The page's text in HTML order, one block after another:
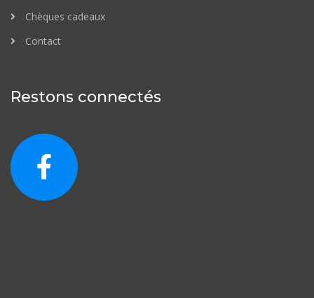
Chèques cadeaux
Contact
Restons connectés